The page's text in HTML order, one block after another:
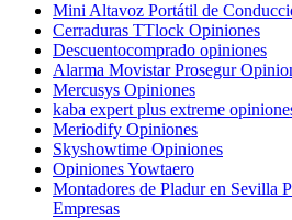
Mini Altavoz Portátil de
Cerraduras TTlock Opiniones
Descuentocomprado opiniones
Alarma Movistar Prosegur
Mercusys Opiniones
kaba expert plus extreme
Meriodify Opiniones
Skyshowtime Opiniones
Opiniones Yowtaero
Montadores de Pladur en Sevilla
Empresas